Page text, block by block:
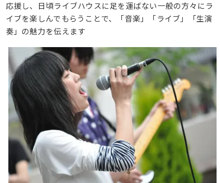
応援し、日頃ライブハウスに足を運ばない一般の方々にラ
イブを楽しんでもらうことで、「音楽」「ライブ」「生演
奏」の魅力を伝えます